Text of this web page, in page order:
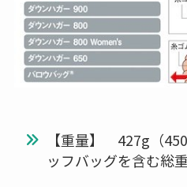
【重量】 427g（
ッフバッグを含む総